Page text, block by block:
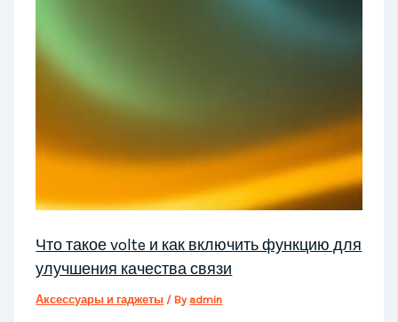
Что такое volte и как включить функцию для
улучшения качества связи
Аксессуары и гаджеты / By admin